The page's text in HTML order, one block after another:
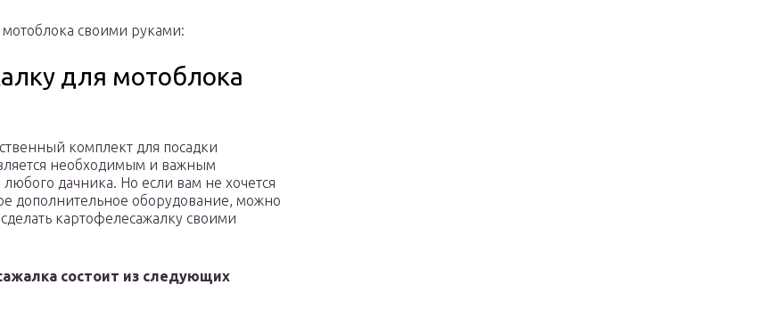
своими руками:
для мотоблока
комплект для посадки
необходимым и важным
дачника. Но если вам не хочется
дополнительное оборудование, можно
картофелесажалку своими
состоит из следующих